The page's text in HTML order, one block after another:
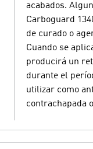
acabados.
Carboguard
de curado o
Cuando se
producirá un
durante el
utilizar como
contrachapada